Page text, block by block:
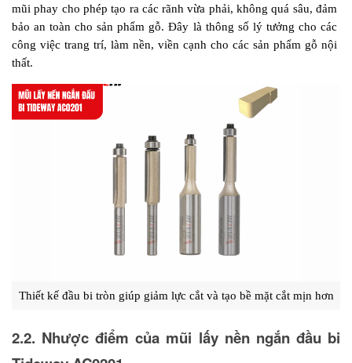
mũi phay cho phép tạo ra các rãnh vừa phải, không quá sâu, đảm
bảo an toàn cho sản phẩm gỗ. Đây là thông số lý tưởng cho các
công việc trang trí, làm nền, viền cạnh cho các sản phẩm gỗ nội
thất.
Thiết kế đầu bi tròn giúp giảm lực cắt và tạo bề mặt cắt mịn hơn
2.2. Nhược điểm của mũi lấy nền ngắn đầu bi